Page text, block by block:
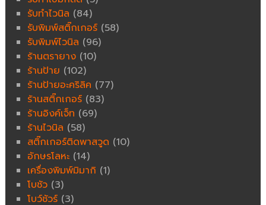
รับทำไวนิล (84)
รับพิมพ์สติ๊กเกอร์ (58)
รับพิมพ์ไวนิล (96)
ร้านตรายาง (10)
ร้านป้าย (102)
ร้านป้ายอะคริลิค (77)
ร้านสติ๊กเกอร์ (83)
ร้านอิงค์เจ็ท (69)
ร้านไวนิล (58)
สติ๊กเกอร์ติดพาสวูด (10)
อักษรโลหะ (14)
เครื่องพิมพ์มิมากิ (1)
โบชัว (3)
โบว์ชัวร์ (3)